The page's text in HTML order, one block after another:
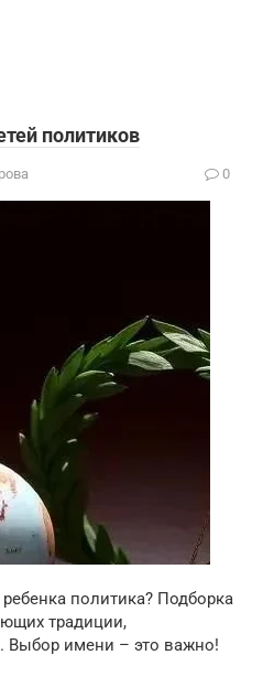
политиков
0
политика? Подборка
традиции,
Выбор имени – это важно!